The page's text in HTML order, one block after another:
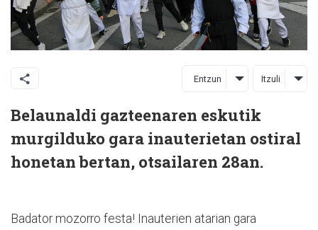
Entzun Itzuli
Belaunaldi gazteenaren eskutik
murgilduko gara inauterietan ostiral
honetan bertan, otsailaren 28an.
Badator mozorro festa! Inauterien atarian gara